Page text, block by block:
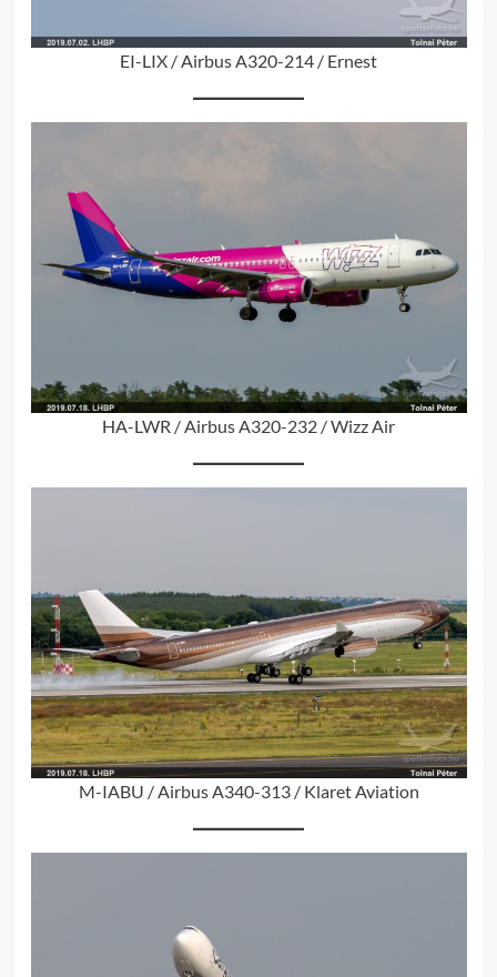
EI-LIX / Airbus A320-214 / Ernest
HA-LWR / Airbus A320-232 / Wizz Air
M-IABU / Airbus A340-313 / Klaret Aviation